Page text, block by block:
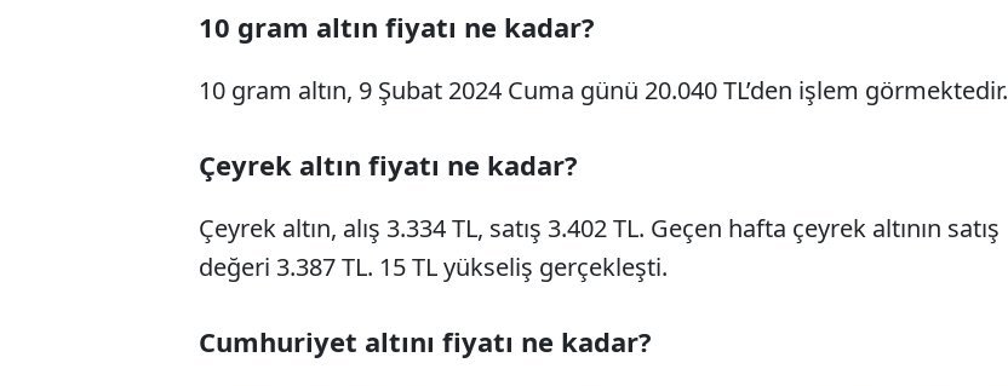
10 gram altın fiyatı ne kadar?
10 gram altın, 9 Şubat 2024 Cuma günü 20.040 TL’den işlem görmektedir.
Çeyrek altın fiyatı ne kadar?
Çeyrek altın, alış 3.334 TL, satış 3.402 TL. Geçen hafta çeyrek altının satış
değeri 3.387 TL. 15 TL yükseliş gerçekleşti.
Cumhuriyet altını fiyatı ne kadar?